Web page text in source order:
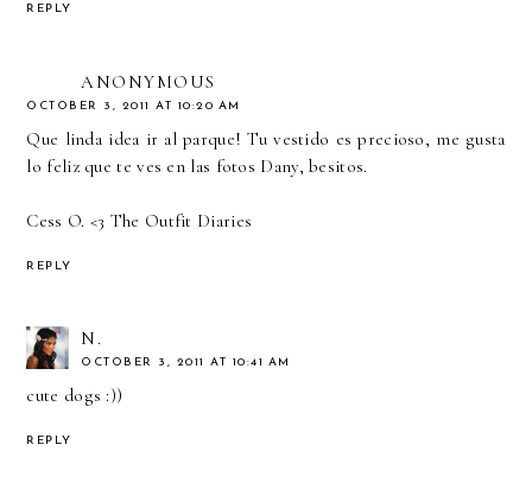
REPLY
ANONYMOUS
OCTOBER 3, 2011 AT 10:20 AM
Que linda idea ir al parque! Tu vestido es precioso, me gusta
lo feliz que te ves en las fotos Dany, besitos.
Cess O. <3 The Outfit Diaries
REPLY
N.
OCTOBER 3, 2011 AT 10:41 AM
cute dogs :))
REPLY